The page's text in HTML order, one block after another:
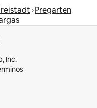
Pregarten
Inc.